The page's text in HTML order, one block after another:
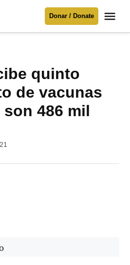
necesitamos
Donar
Noticia
Donar / Donate
quinto
de vacunas
son 486 mil